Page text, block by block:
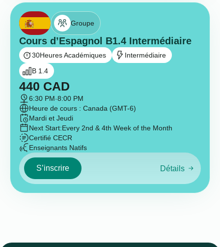
Groupe
Cours d’Espagnol B1.4 Intermédiaire
30Heures Académiques
Intermédiaire
B 1.4
440 CAD
6:30 PM-8:00 PM
Heure de cours : Canada (GMT-6)
Mardi et Jeudi
Next Start:Every 2nd & 4th Week of the Month
Certifié CECR
Enseignants Natifs
S’inscrire Détails